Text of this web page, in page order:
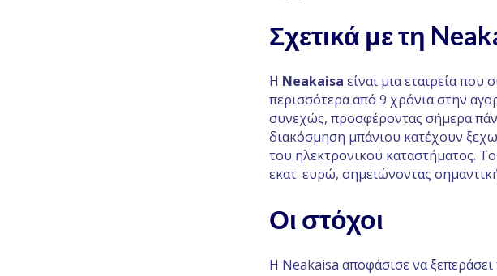
Σχετικά με τη
Η Neakaisa είναι μια εταιρεία που
περισσότερα από 9 χρόνια στην
συνεχώς, προσφέροντας σήμερα
διακόσμηση μπάνιου κατέχουν
του ηλεκτρονικού καταστήματος.
εκατ. ευρώ, σημειώνοντας
Οι στόχοι
Η Neakaisa αποφάσισε να